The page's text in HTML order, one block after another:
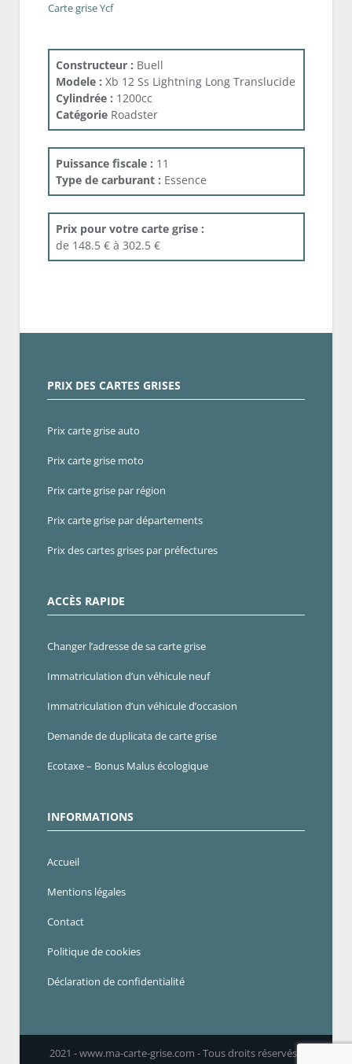
Carte grise Ycf
Constructeur : Buell
Modele : Xb 12 Ss Lightning Long Translucide
Cylindrée : 1200cc
Catégorie Roadster
Puissance fiscale : 11
Type de carburant : Essence
Prix pour votre carte grise :
de 148.5 € à 302.5 €
PRIX DES CARTES GRISES
Prix carte grise auto
Prix carte grise moto
Prix carte grise par région
Prix carte grise par départements
Prix des cartes grises par préfectures
ACCÈS RAPIDE
Changer l’adresse de sa carte grise
Immatriculation d’un véhicule neuf
Immatriculation d’un véhicule d’occasion
Demande de duplicata de carte grise
Ecotaxe – Bonus Malus écologique
INFORMATIONS
Accueil
Mentions légales
Contact
Politique de cookies
Déclaration de confidentialité
2021 - www.ma-carte-grise.com - Tous droits réservés -